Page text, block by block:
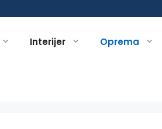
Interijer Oprema